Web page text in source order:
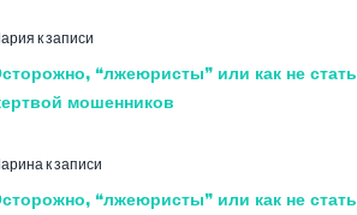
к записи
“лжеюристы” или как не стать
мошенников
к записи
“лжеюристы” или как не стать